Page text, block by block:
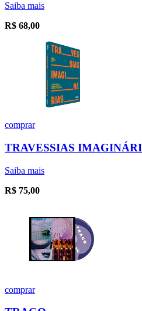
Saiba mais
R$ 68,00
comprar
TRAVESSIAS
Saiba mais
R$ 75,00
comprar